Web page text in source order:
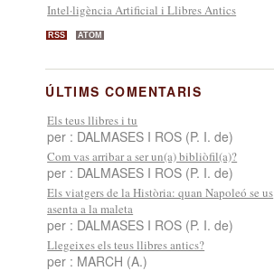
Intel·ligència Artificial i Llibres Antics
RSS ATOM
ÚLTIMS COMENTARIS
Els teus llibres i tu
per : DALMASES I ROS (P. I. de)
Com vas arribar a ser un(a) bibliòfil(a)?
per : DALMASES I ROS (P. I. de)
Els viatgers de la Història: quan Napoleó se us
asenta a la maleta
per : DALMASES I ROS (P. I. de)
Llegeixes els teus llibres antics?
per : MARCH (A.)